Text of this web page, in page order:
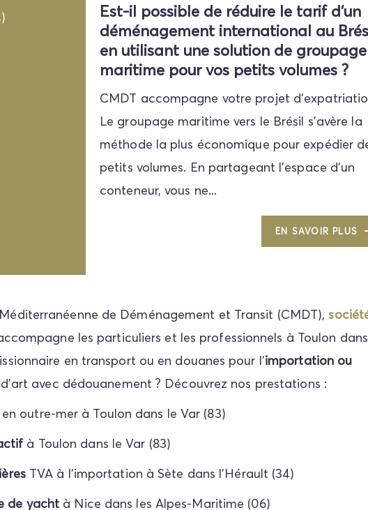
Est-il possible de réduire le tarif d'un
déménagement international au
en utilisant une solution de groupage
maritime pour vos petits volumes ?
CMDT accompagne votre projet
Le groupage maritime vers le Brésil s'avère la
méthode la plus économique pour expédier
petits volumes. En partageant l'espace d'un
conteneur, vous ne...
EN SAVOIR PLUS
de Déménagement et Transit (CMDT),
les particuliers et les professionnels à Toulon
en transport ou en douanes pour l'importation ou
avec dédouanement ? Découvrez nos prestations :
outre-mer à Toulon dans le Var (83)
à Toulon dans le Var (83)
TVA à l'importation à Sète dans l'Hérault (34)
de yacht à Nice dans les Alpes-Maritime (06)